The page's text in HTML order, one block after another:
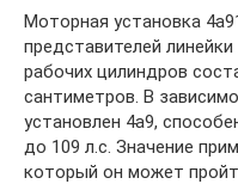
Моторная установка
представителей
рабочих цилиндров
сантиметров. В
установлен 4a9,
до 109 л.с. Значение
который он может